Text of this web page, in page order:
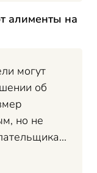
алименты на
могут
об
но не